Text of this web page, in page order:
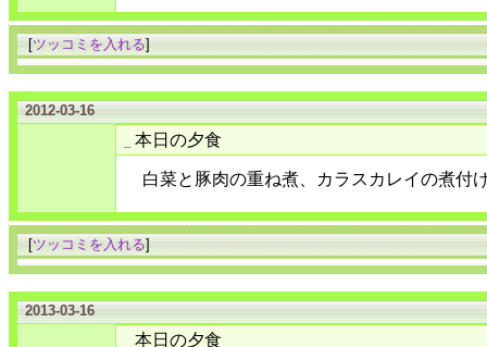
[ツッコミを入れる]
2012-03-16
本日の夕食
白菜と豚肉の重ね煮、カラスカレイの煮付
[ツッコミを入れる]
2013-03-16
本日の夕食